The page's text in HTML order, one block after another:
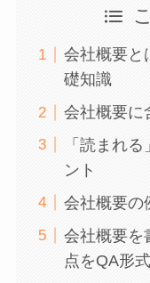
会社概要と
礎知識
会社概要に
「読まれ
ント
会社概要の
会社概要を
点をQA形